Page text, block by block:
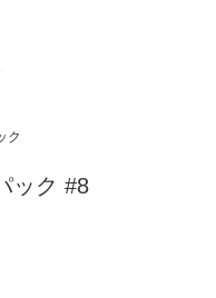
ク
ック #8